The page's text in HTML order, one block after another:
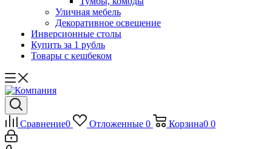
Уличная мебель
Декоративное освещение
Инверсионные столы
Купить за 1 рубль
Товары с кешбеком
Сравнение0 Отложенные 0 Корзина0 0